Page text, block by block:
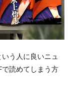
う人に良いニュ
読めてしまう方